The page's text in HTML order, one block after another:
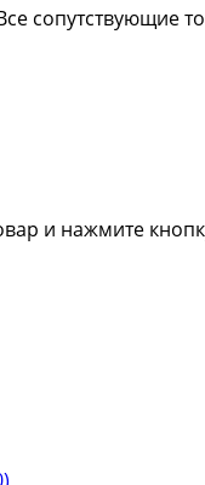
сопутствующие
и нажмите